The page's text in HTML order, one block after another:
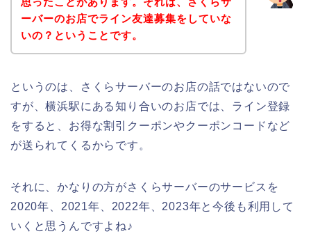
ーバーのお店でライン友達募集をしていな
いの？ということです。
というのは、さくらサーバーのお店の話ではないので
すが、横浜駅にある知り合いのお店では、ライン登録
をすると、お得な割引クーポンやクーポンコードなど
が送られてくるからです。
それに、かなりの方がさくらサーバーのサービスを
2020年、2021年、2022年、2023年と今後も利用して
いくと思うんですよね♪